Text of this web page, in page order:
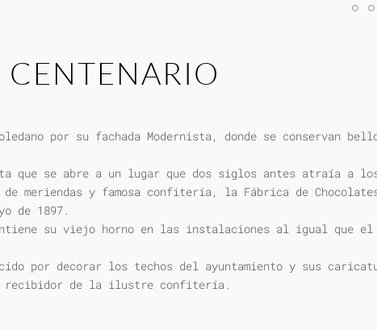
CENTENARIO
por su fachada Modernista, donde se
que se abre a un lugar que dos siglos antes atraía a
de meriendas y famosa confitería, la Fábrica de
de 1897.
su viejo horno en las instalaciones al igual que
por decorar los techos del ayuntamiento y sus
recibidor de la ilustre confitería.